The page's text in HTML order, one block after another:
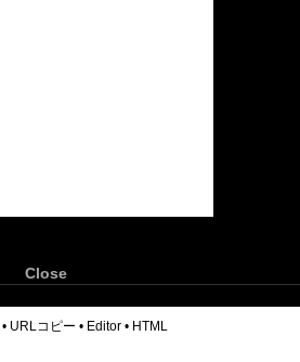
Close
• URLコピー • Editor • HTML